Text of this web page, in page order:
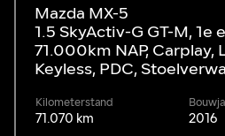
Mazda MX-5
1.5 SkyActiv-G GT-M, 1e
71.000km NAP, Carplay,
Keyless, PDC,
Kilometerstand
71.070 km 2016